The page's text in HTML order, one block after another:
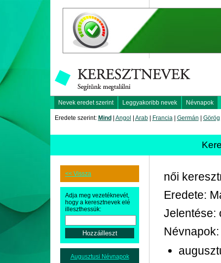
Nevek eredet szerint Leggyakoribb nevek Névnapok
Eredete szerint: Mind Angol Arab| Francia| Germán Görög
<< Vissza
Adja meg vezetéknevét,
hogy a keresztnevek elé
illeszthessük:
Augusztusi Névnapok
női
Eredete:
Jelentése:
Névnapok: